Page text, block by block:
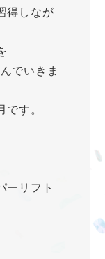
得しなが
でいきま
す。
ーリフト